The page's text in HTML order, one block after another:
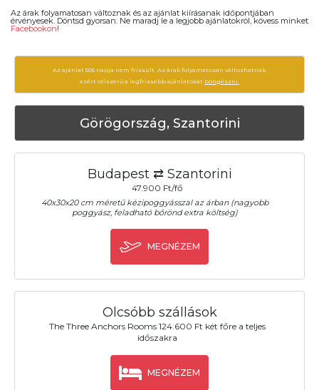
Az árak folyamatosan változnak és az ajánlat kiírásanak időpontjában
érvényesek. Döntsd gyorsan. Ne maradj le a legjobb ajánlatokról, kövess minket
Facebookon!
Az ajánlat 505 napja nem frissült. Az árak folyamatosan változhatnak,
ezért célszerű a legfrissebb ajánlatokat böngészni.
Görögország, Szantorini
Budapest ⇄ Szantorini
47.900 Ft/fő
40x30x20 cm méretű kézipoggyásszal az árban (nagyobb
poggyász, feladható bőrönd extra költség)
MEGNÉZEM
Olcsóbb szállások
The Three Anchors Rooms 124.600 Ft két főre a teljes
időszakra
MEGNÉZEM